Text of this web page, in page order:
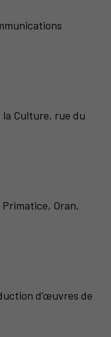
la Culture, rue du
Oran,
d’œuvres de